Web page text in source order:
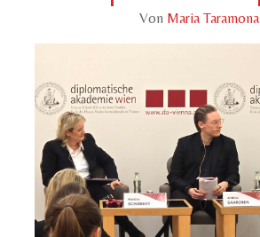
Von Maria Taramona